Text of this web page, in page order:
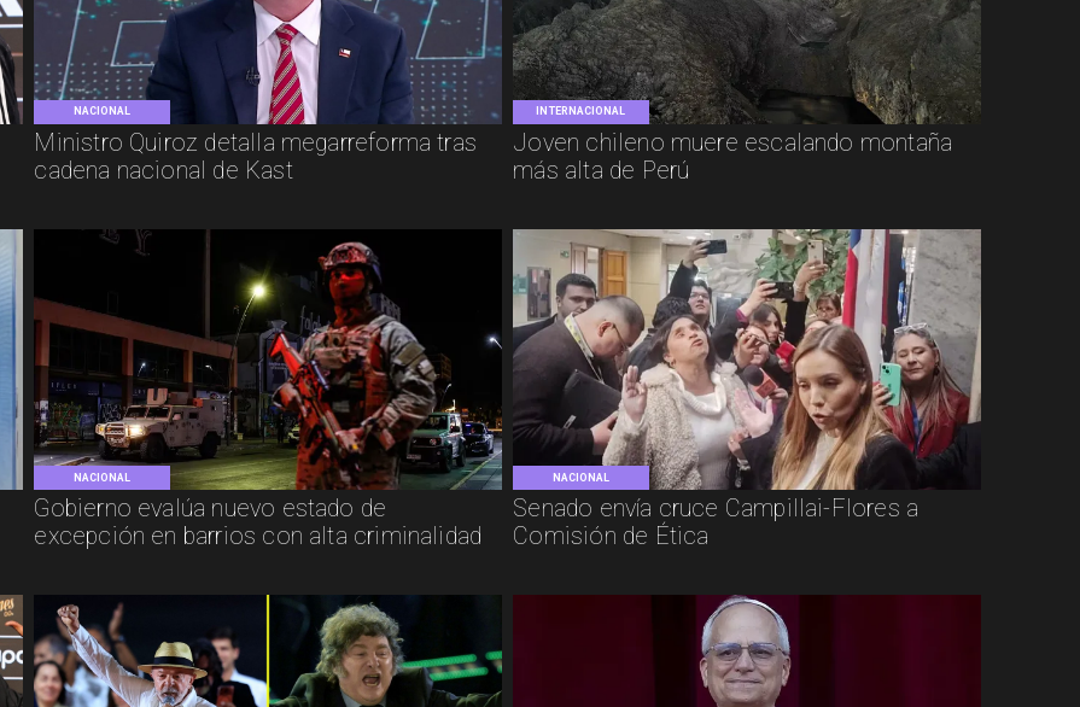
NACIONAL
Ministro Quiroz detalla megarreforma tras
cadena nacional de Kast
INTERNACIONAL
Joven chileno muere escalando montaña
más alta de Perú
NACIONAL
Gobierno evalúa nuevo estado de
excepción en barrios con alta criminalidad
NACIONAL
Senado envía cruce Campillai-Flores a
Comisión de Ética